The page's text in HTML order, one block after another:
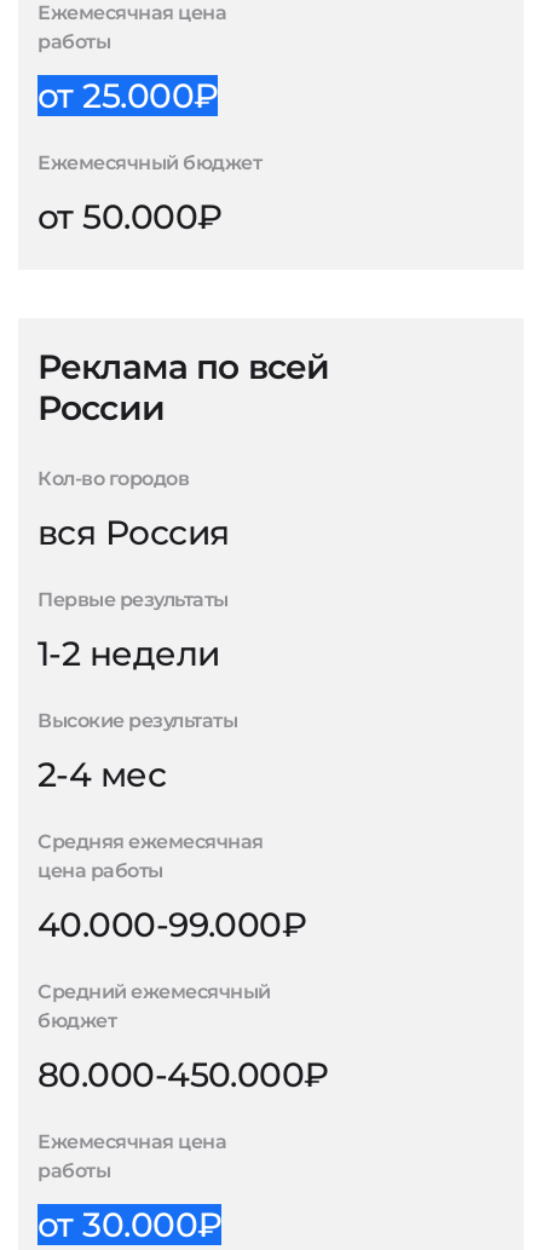
Ежемесячная цена
работы
от 25.000₽
Ежемесячный бюджет
от 50.000₽
Реклама по всей
России
Кол-во городов
вся Россия
Первые результаты
1-2 недели
Высокие результаты
2-4 мес
Средняя ежемесячная
цена работы
40.000-99.000₽
Средний ежемесячный
бюджет
80.000-450.000₽
Ежемесячная цена
работы
от 30.000₽